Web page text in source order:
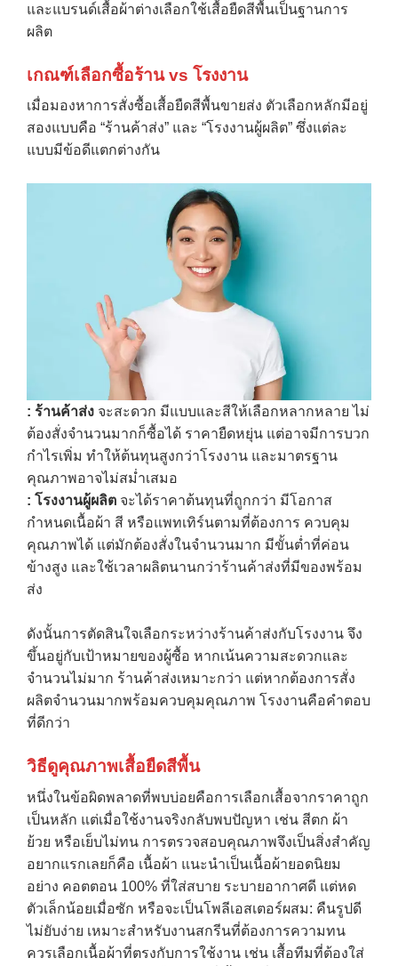
และแบรนด์เสื้อผ้าต่างเลือกใช้เสื้อยืดสีพื้นเป็นฐานการ
ผลิต
เกณฑ์เลือกซื้อร้าน vs โรงงาน
เมื่อมองหาการสั่งซื้อเสื้อยืดสีพื้นขายส่ง ตัวเลือกหลักมีอยู่
สองแบบคือ “ร้านค้าส่ง” และ “โรงงานผู้ผลิต” ซึ่งแต่ละ
แบบมีข้อดีแตกต่างกัน
: ร้านค้าส่ง จะสะดวก มีแบบและสีให้เลือกหลากหลาย ไม่
ต้องสั่งจำนวนมากก็ซื้อได้ ราคายืดหยุ่น แต่อาจมีการบวก
กำไรเพิ่ม ทำให้ต้นทุนสูงกว่าโรงงาน และมาตรฐาน
คุณภาพอาจไม่สม่ำเสมอ
: โรงงานผู้ผลิต จะได้ราคาต้นทุนที่ถูกกว่า มีโอกาส
กำหนดเนื้อผ้า สี หรือแพทเทิร์นตามที่ต้องการ ควบคุม
คุณภาพได้ แต่มักต้องสั่งในจำนวนมาก มีขั้นต่ำที่ค่อน
ข้างสูง และใช้เวลาผลิตนานกว่าร้านค้าส่งที่มีของพร้อม
ส่ง
ดังนั้นการตัดสินใจเลือกระหว่างร้านค้าส่งกับโรงงาน จึง
ขึ้นอยู่กับเป้าหมายของผู้ซื้อ หากเน้นความสะดวกและ
จำนวนไม่มาก ร้านค้าส่งเหมาะกว่า แต่หากต้องการสั่ง
ผลิตจำนวนมากพร้อมควบคุมคุณภาพ โรงงานคือคำตอบ
ที่ดีกว่า
วิธีดูคุณภาพเสื้อยืดสีพื้น
หนึ่งในข้อผิดพลาดที่พบบ่อยคือการเลือกเสื้อจากราคาถูก
เป็นหลัก แต่เมื่อใช้งานจริงกลับพบปัญหา เช่น สีตก ผ้า
ย้วย หรือเย็บไม่ทน การตรวจสอบคุณภาพจึงเป็นสิ่งสำคัญ
อยากแรกเลยก็คือ เนื้อผ้า แนะนำเป็นเนื้อผ้ายอดนิยม
อย่าง คอตตอน 100% ที่ใส่สบาย ระบายอากาศดี แต่หด
ตัวเล็กน้อยเมื่อซัก หรือจะเป็นโพลีเอสเตอร์ผสม: คืนรูปดี
ไม่ยับง่าย เหมาะสำหรับงานสกรีนที่ต้องการความทน
ควรเลือกเนื้อผ้าที่ตรงกับการใช้งาน เช่น เสื้อทีมที่ต้องใส่